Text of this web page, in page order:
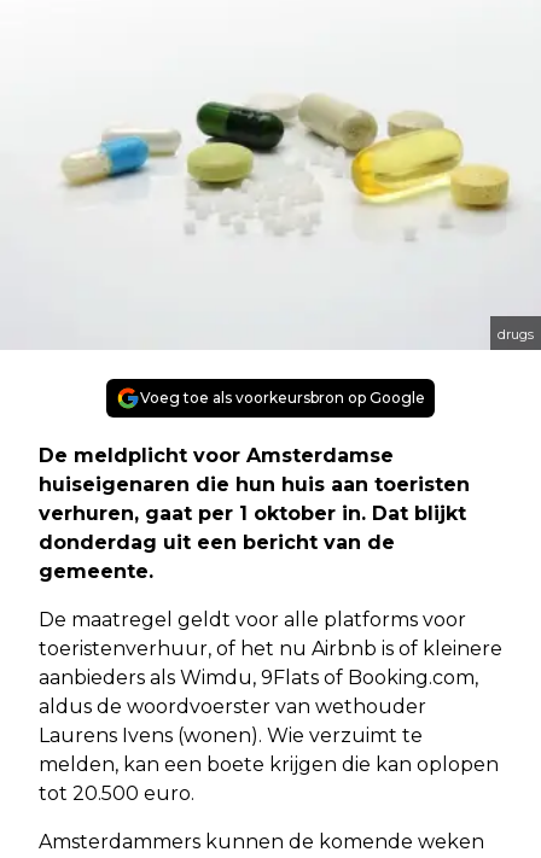
drugs
Voeg toe als voorkeursbron op Google
De meldplicht voor Amsterdamse
huiseigenaren die hun huis aan toeristen
verhuren, gaat per 1 oktober in. Dat blijkt
donderdag uit een bericht van de
gemeente.
De maatregel geldt voor alle platforms voor
toeristenverhuur, of het nu Airbnb is of kleinere
aanbieders als Wimdu, 9Flats of Booking.com,
aldus de woordvoerster van wethouder
Laurens Ivens (wonen). Wie verzuimt te
melden, kan een boete krijgen die kan oplopen
tot 20.500 euro.
Amsterdammers kunnen de komende weken